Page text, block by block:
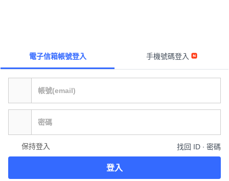
電子信箱帳號登入 手機號碼登入
保持登入 找回 ID ∙ 密碼
登入